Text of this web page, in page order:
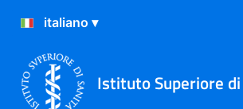
Istituto Superiore